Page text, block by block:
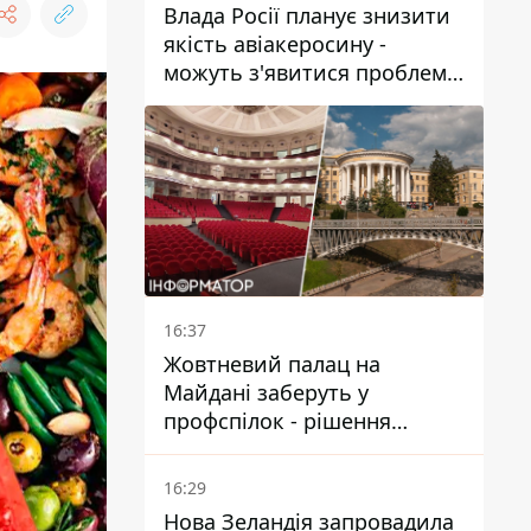
Влада Росії планує знизити
якість авіакеросину -
можуть з'явитися проблеми
з літаками до Якутії
16:37
Жовтневий палац на
Майдані заберуть у
профспілок - рішення
Господарського суду
16:29
Нова Зеландія запровадила